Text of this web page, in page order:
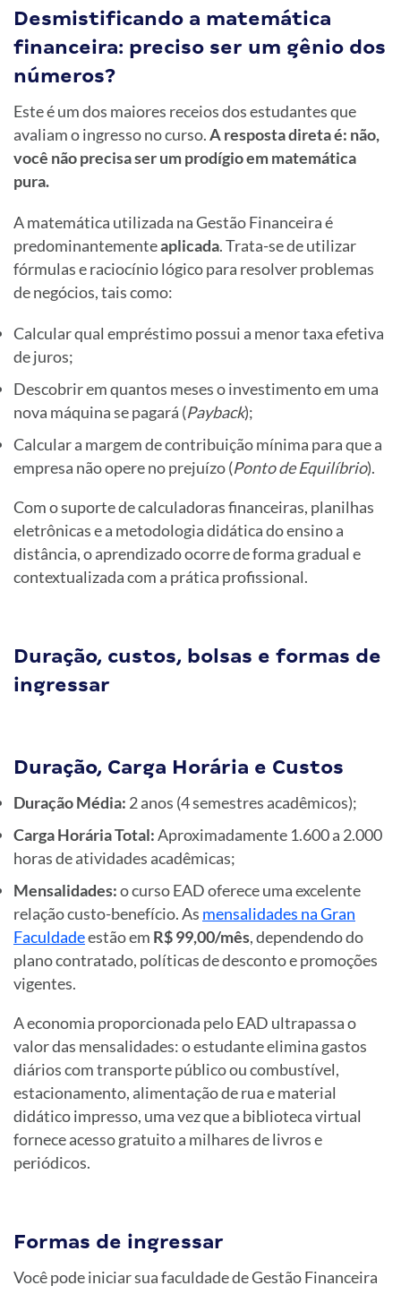
Desmistificando a matemática
financeira: preciso ser um gênio dos
números?
Este é um dos maiores receios dos estudantes que
avaliam o ingresso no curso.A resposta direta é: não,
você não precisa ser um prodígio em matemática
pura.
A matemática utilizada na Gestão Financeira é
predominantementeaplicada. Trata-se de utilizar
fórmulas e raciocínio lógico para resolver problemas
de negócios, tais como:
Calcular qual empréstimo possui a menor taxa efetiva
de juros;
Descobrir em quantos meses o investimento em uma
nova máquina se pagará (Payback);
Calcular a margem de contribuição mínima para que a
empresa não opere no prejuízo (Ponto de Equilíbrio).
Com o suporte de calculadoras financeiras, planilhas
eletrônicas e a metodologia didática do ensino a
distância, o aprendizado ocorre de forma gradual e
contextualizada com a prática profissional.
Duração, custos, bolsas e formas de
ingressar
Duração, Carga Horária e Custos
Duração Média: 2 anos (4 semestres acadêmicos);
Carga Horária Total:Aproximadamente 1.600 a 2.000
horas de atividades acadêmicas;
Mensalidades:o curso EAD oferece uma excelente
relação custo-benefício. As mensalidades na Gran
Faculdadeestão em R$ 99,00/mês, dependendo do
plano contratado, políticas de desconto e promoções
vigentes.
A economia proporcionada pelo EAD ultrapassa o
valor das mensalidades: o estudante elimina gastos
diários com transporte público ou combustível,
estacionamento, alimentação de rua e material
didático impresso, uma vez que a biblioteca virtual
fornece acesso gratuito a milhares de livros e
periódicos.
Formas de ingressar
Você pode iniciar sua faculdade de Gestão Financeira